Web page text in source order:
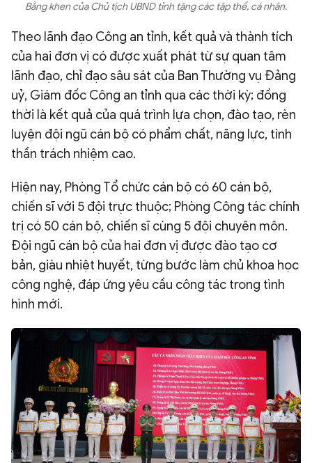
Bằng khen của Chủ tịch UBND tỉnh tặng các tập thể, cá nhân.
Theo lãnh đạo Công an tỉnh, kết quả và thành tích
của hai đơn vị có được xuất phát từ sự quan tâm
lãnh đạo, chỉ đạo sâu sát của Ban Thường vụ Đảng
uỷ, Giám đốc Công an tỉnh qua các thời kỳ; đồng
thời là kết quả của quá trình lựa chọn, đào tạo, rèn
luyện đội ngũ cán bộ có phẩm chất, năng lực, tinh
thần trách nhiệm cao.
Hiện nay, Phòng Tổ chức cán bộ có 60 cán bộ,
chiến sĩ với 5 đội trực thuộc; Phòng Công tác chính
trị có 50 cán bộ, chiến sĩ cùng 5 đội chuyên môn.
Đội ngũ cán bộ của hai đơn vị được đào tạo cơ
bản, giàu nhiệt huyết, từng bước làm chủ khoa học
công nghệ, đáp ứng yêu cầu công tác trong tình
hình mới.